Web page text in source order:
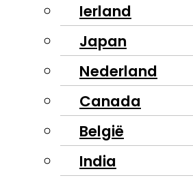
Ierland
Japan
Nederland
Canada
België
India